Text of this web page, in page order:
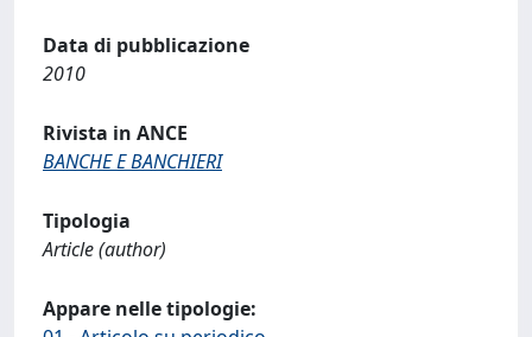
Data di pubblicazione
2010
Rivista in ANCE
BANCHE E BANCHIERI
Tipologia
Article (author)
Appare nelle tipologie: